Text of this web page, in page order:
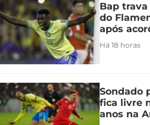
Bap
do
após
Há 18 horas
Sondado
fica livre
anos na